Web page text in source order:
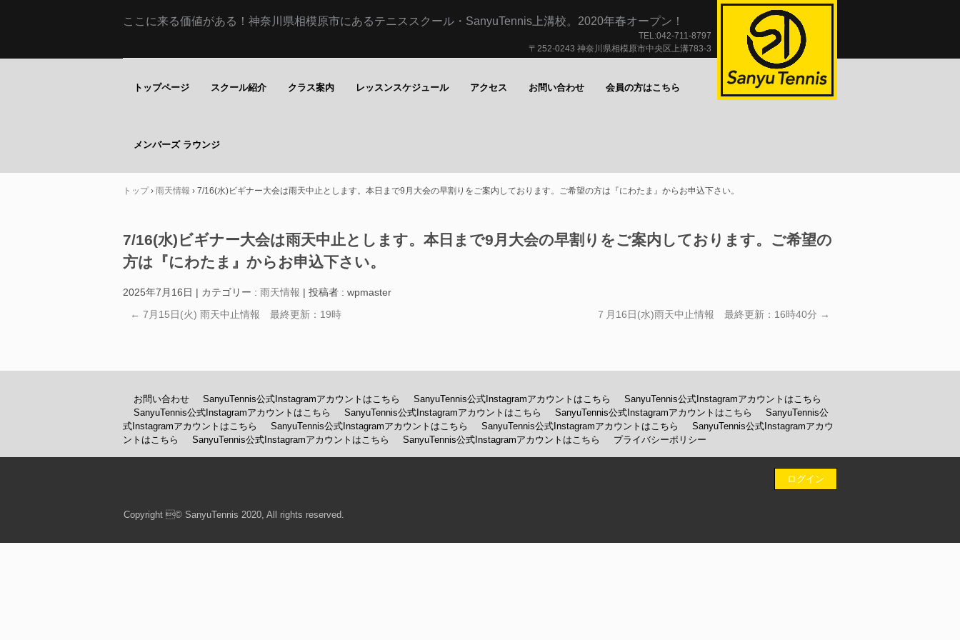
ここに来る価値がある！神奈川県相模原市にあるテニススクール・SanyuTennis上溝校。2020年春オープン！
TEL:042-711-8797
〒252-0243 神奈川県相模原市中央区上溝783-3
トップページ スクール紹介 クラス案内 レッスンスケジュール アクセス お問い合わせ 会員の方はこちら
メンバーズ ラウンジ
トップ › 雨天情報 › 7/16(水)ビギナー大会は雨天中止とします。本日まで9月大会の早割りをご案内しております。ご希望の方は『にわたま』からお申込下さい。
7/16(水)ビギナー大会は雨天中止とします。本日まで9月大会の早割りをご案内しております。ご希望の
方は『にわたま』からお申込下さい。
2025年7月16日 | カテゴリー : 雨天情報 | 投稿者 : wpmaster
← 7月15日(火) 雨天中止情報 最終更新：19時 ７月16日(水)雨天中止情報 最終更新：16時40分 →
お問い合わせ SanyuTennis公式Instagramアカウントはこちら SanyuTennis公式Instagramアカウントはこちら
SanyuTennis公式Instagramアカウントはこちら
SanyuTennis公式Instagramアカウントはこちら
SanyuTennis公式Instagramアカウントはこちら SanyuTennis公式Instagramアカウントはこちら
SanyuTennis公
式Instagramアカウントはこちら
SanyuTennis公式Instagramアカウントはこちら SanyuTennis公式Instagramアカウントはこちら
SanyuTennis公式Instagramアカウ
ントはこちら
SanyuTennis公式Instagramアカウントはこちら SanyuTennis公式Instagramアカウントはこちら プライバシーポリシー
ログイン
Copyright © SanyuTennis 2020, All rights reserved.